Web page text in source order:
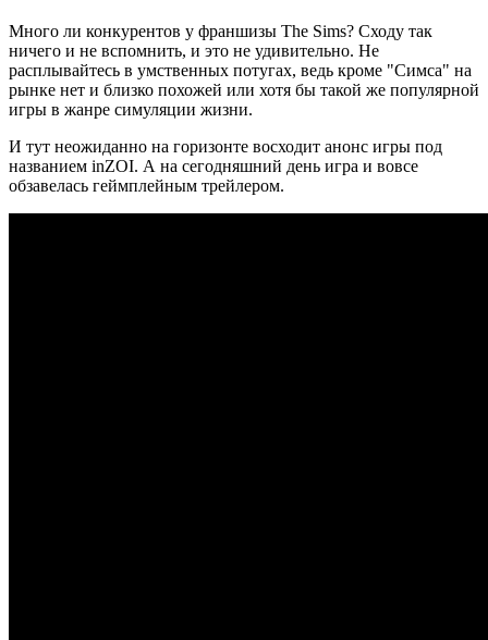
Много ли конкурентов у франшизы The Sims? Сходу так
ничего и не вспомнить, и это не удивительно. Не
расплывайтесь в умственных потугах, ведь кроме "Симса" на
рынке нет и близко похожей или хотя бы такой же популярной
игры в жанре симуляции жизни.
И тут неожиданно на горизонте восходит анонс игры под
названием inZOI. А на сегодняшний день игра и вовсе
обзавелась геймплейным трейлером.